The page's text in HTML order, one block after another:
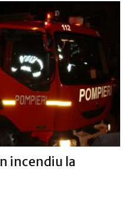
incendiu la